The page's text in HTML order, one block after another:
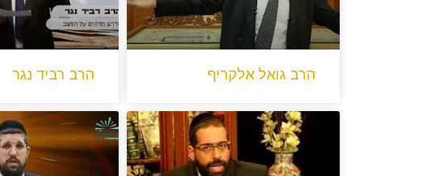
הרב גואל אלקריף הרב רביד נגר